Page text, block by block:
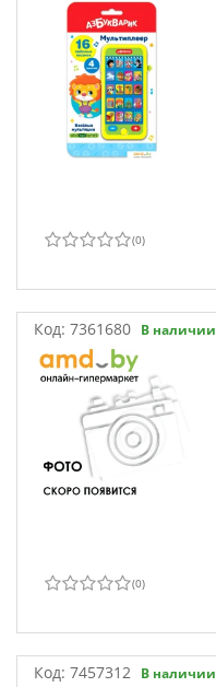
(0)
Код: 7361680 В наличии
(0)
Код: 7457312 В наличии